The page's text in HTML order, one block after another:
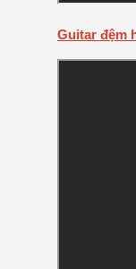
Guitar đệm